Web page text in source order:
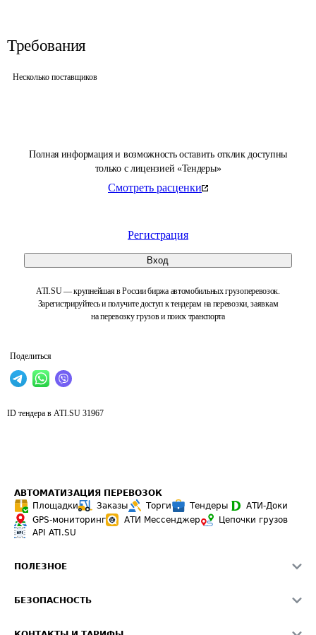
Полная информация и возможность оставить отклик доступны
только с лицензией «Тендеры»
Смотреть расценки
Регистрация
Вход
ATI.SU — крупнейшая в России биржа автомобильных грузоперевозок.
Зарегистрируйтесь и получите доступ к тендерам на перевозки, заявкам
на перевозку грузов и поиск транспорта
Поделиться
Требования
Несколько поставщиков
ID тендера в ATI.SU 31967
АВТОМАТИЗАЦИЯ ПЕРЕВОЗОК
Площадки
Заказы Торги Тендеры
АТИ-Доки
GPS-мониторинг
АТИ Мессенджер
Цепочки грузов
API ATI.SU
ПОЛЕЗНОЕ
Звезды ATI.SU на вашем сайте
БЕЗОПАСНОСТЬ